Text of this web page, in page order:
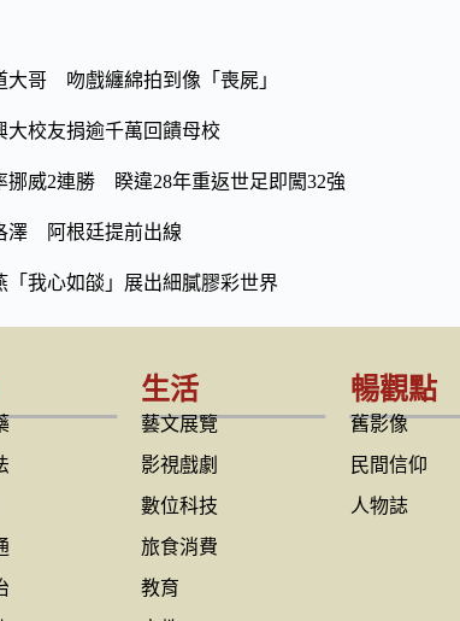
大哥 吻戲纏綿拍到像「喪屍」
校友捐逾千萬回饋母校
挪威2連勝 睽違28年重返世足即闖32強
澤 阿根廷提前出線
我心如燄」展出細膩膠彩世界
生活
藝文展覽
影視戲劇
數位科技
旅食消費
教育
暢觀點
舊影像
民間信仰
人物誌